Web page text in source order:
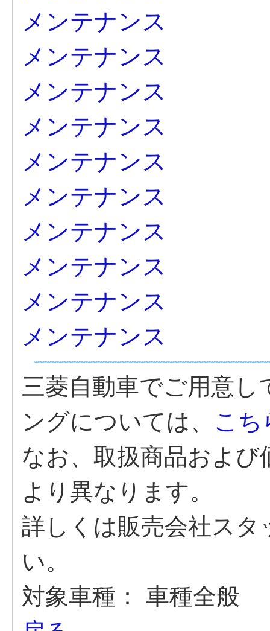
メンテナンス
メンテナンス
メンテナンス
メンテナンス
メンテナンス
メンテナンス
メンテナンス
メンテナンス
メンテナンス
メンテナンス
三菱自動車でご用意
ングについては、 こち
なお、取扱商品およ
より異なります。
詳しくは販売会社ス
い。
対象車種：
車種全般